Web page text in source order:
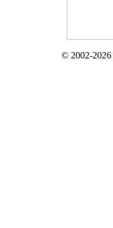
© 2002-2026